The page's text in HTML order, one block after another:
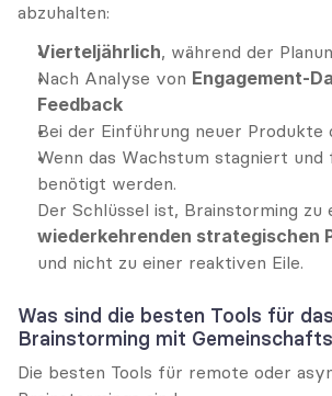
abzuhalten:
Vierteljährlich, während der
Nach Analyse von Engagement-
Feedback
Bei der Einführung neuer Produkte
Wenn das Wachstum stagniert und
benötigt werden.
wiederkehrenden strategischen
und nicht zu einer reaktiven Eile.
Was sind die besten Tools für
Brainstorming mit
Die besten Tools für remote oder